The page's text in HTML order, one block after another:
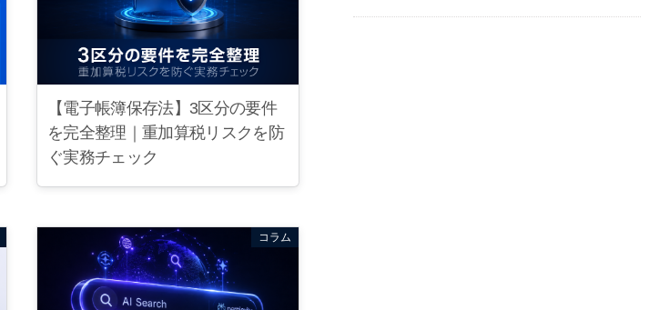
【電子帳簿保存法】3区分の要件
を完全整理｜重加算税リスクを防
ぐ実務チェック
コラム